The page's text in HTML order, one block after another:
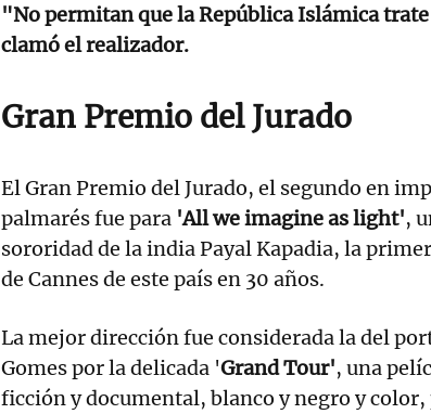
"No permitan que la República Islámica
clamó el realizador.
Gran Premio del Jurado
El Gran Premio del Jurado, el segundo en
palmarés fue para 'All we imagine as light',
sororidad de la india Payal Kapadia, la
de Cannes de este país en 30 años.
La mejor dirección fue considerada la del
Gomes por la delicada 'Grand Tour', una
ficción y documental, blanco y negro y color,